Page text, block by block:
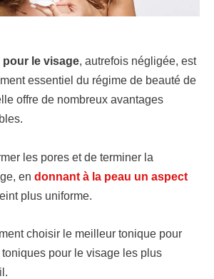
le visage, autrefois négligée, est
essentiel du régime de beauté de
offre de nombreux avantages
les pores et de terminer la
en donnant à la peau un aspect
plus uniforme.
choisir le meilleur tonique pour
pour le visage les plus